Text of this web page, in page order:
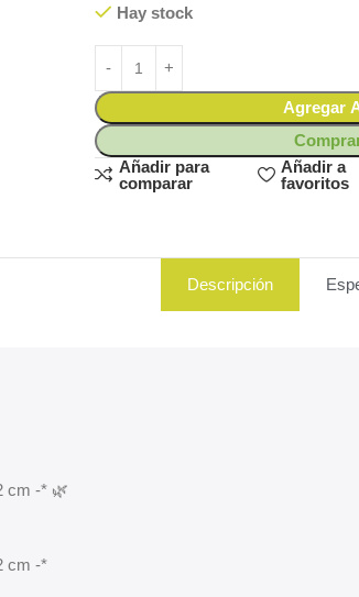
Hay stock
Agregar
Añadir para
comparar
Añadir a
favoritos
Descripción
cm -* 🌿
cm -*